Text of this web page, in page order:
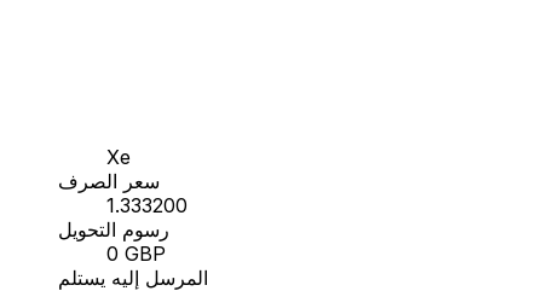
Xe
سعر الصرف
1.333200
رسوم التحويل
0 GBP
المرسل إليه يستلم